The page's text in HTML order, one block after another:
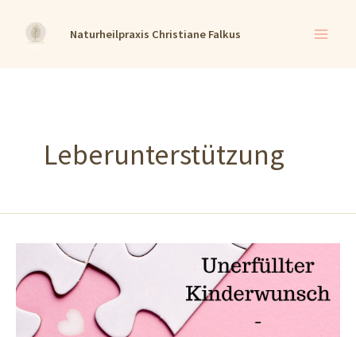
Inhalt
Naturheilpraxis Christiane Falkus
Leberunterstützung